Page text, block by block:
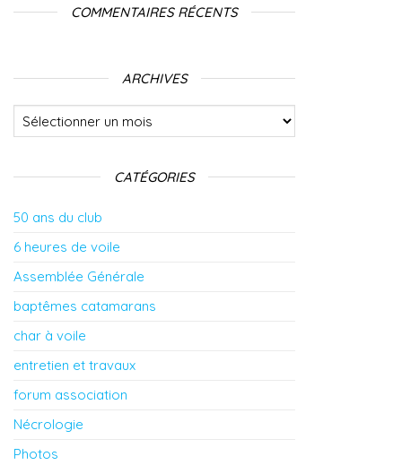
COMMENTAIRES RÉCENTS
ARCHIVES
Archives
CATÉGORIES
50 ans du club
6 heures de voile
Assemblée Générale
baptêmes catamarans
char à voile
entretien et travaux
forum association
Nécrologie
Photos